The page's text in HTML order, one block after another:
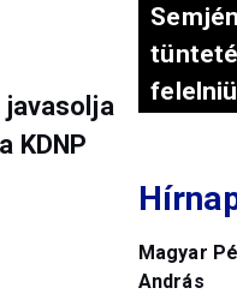
KDNP
Magyar
András